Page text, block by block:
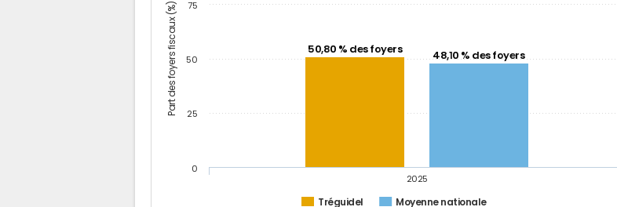
Part des foyers fiscaux (%) 50,80 % des foyers
48,10 % des foyers
Tréguidel Moyenne nationale
2025
0
25
50
75